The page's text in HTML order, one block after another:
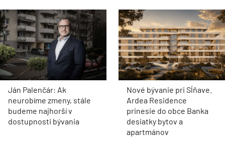
Ján Palenčár: Ak
neurobíme zmeny, stále
budeme najhorší v
dostupnosti bývania
Nové bývanie pri Sĺňave.
Ardea Residence
prinesie do obce Banka
desiatky bytov a
apartmánov